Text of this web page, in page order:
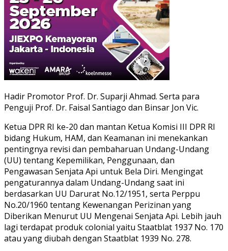
Hadir Promotor Prof. Dr. Suparji Ahmad. Serta para
Penguji Prof. Dr. Faisal Santiago dan Binsar Jon Vic.
Ketua DPR RI ke-20 dan mantan Ketua Komisi III DPR RI
bidang Hukum, HAM, dan Keamanan ini menekankan
pentingnya revisi dan pembaharuan Undang-Undang
(UU) tentang Kepemilikan, Penggunaan, dan
Pengawasan Senjata Api untuk Bela Diri. Mengingat
pengaturannya dalam Undang-Undang saat ini
berdasarkan UU Darurat No.12/1951, serta Perppu
No.20/1960 tentang Kewenangan Perizinan yang
Diberikan Menurut UU Mengenai Senjata Api. Lebih jauh
lagi terdapat produk colonial yaitu Staatblat 1937 No. 170
atau yang diubah dengan Staatblat 1939 No. 278.